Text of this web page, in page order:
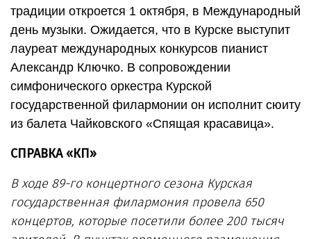
традиции откроется 1 октября, в Международный
день музыки. Ожидается, что в Курске выступит
лауреат международных конкурсов пианист
Александр Ключко. В сопровождении
симфонического оркестра Курской
государственной филармонии он исполнит сюиту
из балета Чайковского «Спящая красавица».
СПРАВКА «КП»
В ходе 89-го концертного сезона Курская
государственная филармония провела 650
концертов, которые посетили более 200 тысяч